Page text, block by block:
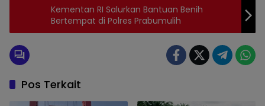
Kementan RI Salurkan Bantuan Benih
Bertempat di Polres Prabumulih
Pos Terkait